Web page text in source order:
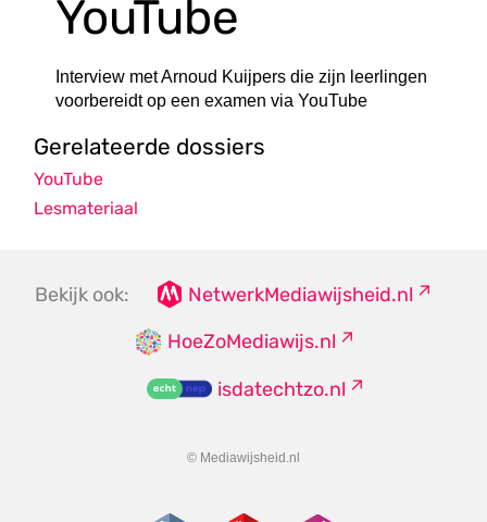
YouTube
Interview met Arnoud Kuijpers die zijn leerlingen
voorbereidt op een examen via YouTube
Gerelateerde dossiers
YouTube
Lesmateriaal
Bekijk ook:
NetwerkMediawijsheid.nl
HoeZoMediawijs.nl
isdatechtzo.nl
© Mediawijsheid.nl